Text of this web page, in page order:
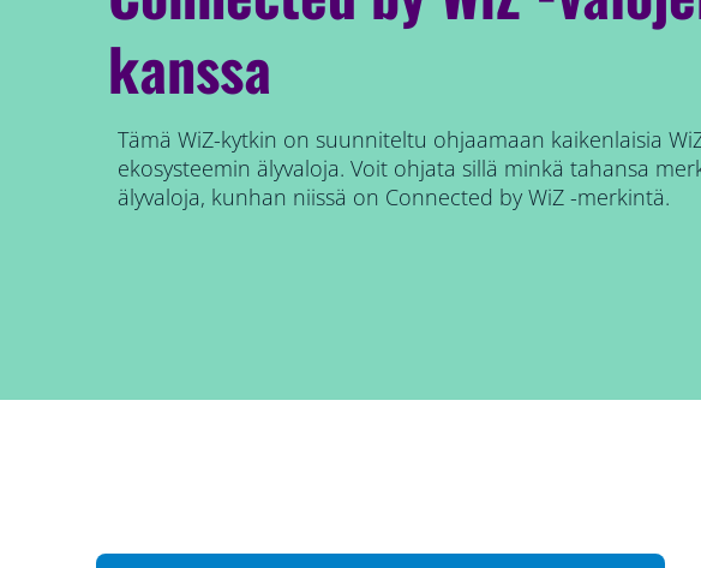
kanssa
Tämä WiZ-kytkin on suunniteltu ohjaamaan kaikenlaisia
ekosysteemin älyvaloja. Voit ohjata sillä minkä tahansa
älyvaloja, kunhan niissä on Connected by WiZ -merkintä.